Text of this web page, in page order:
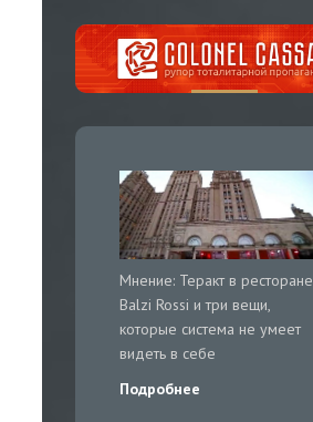
Мнение: Теракт в ресторане
Balzi Rossi и три вещи,
которые система не умеет
видеть в себе
Подробнее